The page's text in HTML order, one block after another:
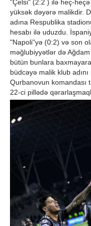
"Çelsi" (2:2 ) ilə heç-
yüksək dəyərə malikdir.
adına Respublika
hesabı ilə uduzdu.
"Napoli"yə (0:2) və son
məğlubiyyətlər də
bütün bunlara
büdcəyə malik klub
Qurbanovun komandası
22-ci pillədə